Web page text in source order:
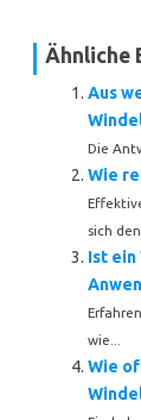
Ähnliche
Aus
Die
Wie
sich
Ist ein
wie...
Wie